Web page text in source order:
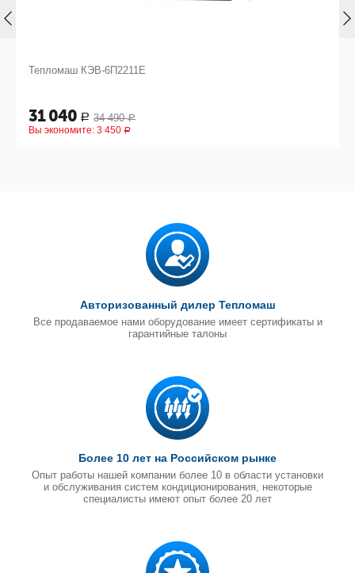
Тепломаш КЭВ-6П2211Е
31 040 Р 34 490 Р
Вы экономите: 3 450 Р
Авторизованный дилер Тепломаш
Все продаваемое нами оборудование имеет сертификаты и
гарантийные талоны
Более 10 лет на Российском рынке
Опыт работы нашей компании более 10 в области установки
и обслуживания систем кондиционирования, некоторые
специалисты имеют опыт более 20 лет